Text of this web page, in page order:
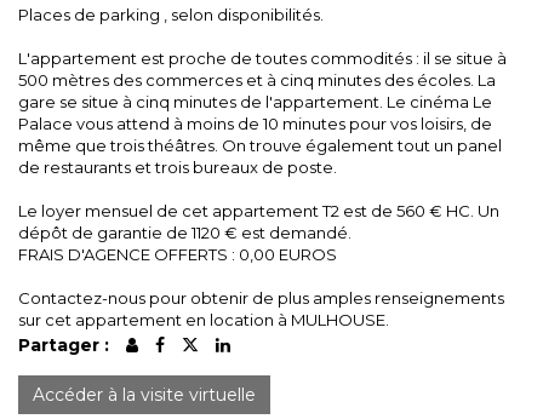
Places de parking , selon disponibilités.
L'appartement est proche de toutes commodités : il se situe à
500 mètres des commerces et à cinq minutes des écoles. La
gare se situe à cinq minutes de l'appartement. Le cinéma Le
Palace vous attend à moins de 10 minutes pour vos loisirs, de
même que trois théâtres. On trouve également tout un panel
de restaurants et trois bureaux de poste.
Le loyer mensuel de cet appartement T2 est de 560 € HC. Un
dépôt de garantie de 1120 € est demandé.
FRAIS D'AGENCE OFFERTS : 0,00 EUROS
Contactez-nous pour obtenir de plus amples renseignements
sur cet appartement en location à MULHOUSE.
Partager :
Accéder à la visite virtuelle